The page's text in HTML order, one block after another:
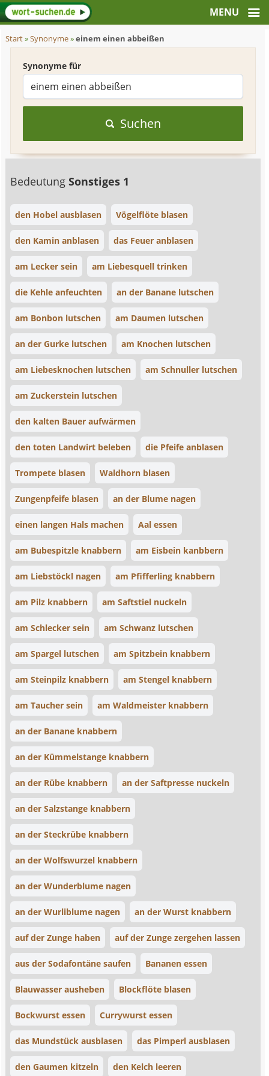
Start»Synonyme»einem einen abbeißen
Synonyme für
Suchen
BedeutungSonstiges 1
den Hobel ausblasen Vögelflöte blasen
den Kamin anblasen das Feuer anblasen
am Lecker sein am Liebesquell trinken
die Kehle anfeuchten an der Banane lutschen
am Bonbon lutschen am Daumen lutschen
an der Gurke lutschen am Knochen lutschen
am Liebesknochen lutschen am Schnuller lutschen
am Zuckerstein lutschen
den kalten Bauer aufwärmen
den toten Landwirt beleben die Pfeife anblasen
Trompete blasen Waldhorn blasen
Zungenpfeife blasen an der Blume nagen
einen langen Hals machen Aal essen
am Bubespitzle knabbern am Eisbein kanbbern
am Liebstöckl nagen am Pfifferling knabbern
am Pilz knabbern am Saftstiel nuckeln
am Schlecker sein am Schwanz lutschen
am Spargel lutschen am Spitzbein knabbern
am Steinpilz knabbern am Stengel knabbern
am Taucher sein am Waldmeister knabbern
an der Banane knabbern
an der Kümmelstange knabbern
an der Rübe knabbern an der Saftpresse nuckeln
an der Salzstange knabbern
an der Steckrübe knabbern
an der Wolfswurzel knabbern
an der Wunderblume nagen
an der Wurliblume nagen an der Wurst knabbern
auf der Zunge haben auf der Zunge zergehen lassen
aus der Sodafontäne saufen Bananen essen
Blauwasser ausheben Blockflöte blasen
Bockwurst essen Currywurst essen
das Mundstück ausblasen das Pimperl ausblasen
den Gaumen kitzeln den Kelch leeren